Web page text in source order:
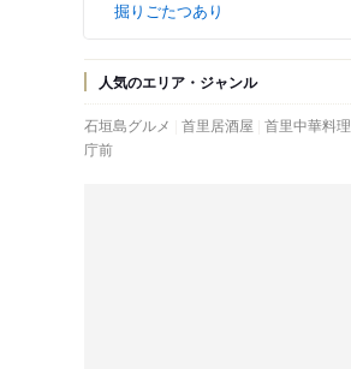
掘りごたつあり
人気のエリア・ジャンル
石垣島グルメ 首里居酒屋 首里中華料理
庁前